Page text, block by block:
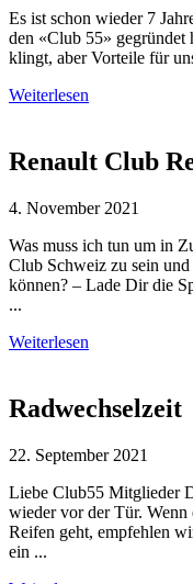
Es ist schon wieder 7
den «Club 55» gegründet
klingt, aber Vorteile für
Weiterlesen
Renault Club
4. November 2021
Was muss ich tun um in
Club Schweiz zu sein
können? – Lade Dir die
...
Weiterlesen
Radwechselzeit
22. September 2021
Liebe Club55 Mitglieder
wieder vor der Tür. Wenn
Reifen geht, empfehlen
ein ...